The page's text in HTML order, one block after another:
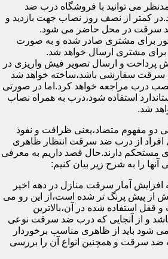
می توانید با فروشگاه درب ضد
کمتر از نصف روز نصاب جهت بازدید و
سرقت در محل حاضر می شود.
برای مشتری صادر شده و به صورت
برای مشتری ارسال خواهد شد.
پرداخت و ارسال تصویر فیش واریزی در
سفارشی باشد،ساخته خواهد شد
درب مراجعه خواهد کرد.اما در صورتی
استفاده شود،درب به همراه نصاب
شد.
مفهوم متضاد،یعنی ظرافت و نفوذ
افراد از درب ضد سرقت انتظار ظاهری
مستحکم دارند.حال قصد داریم به معرفی
آنها را به شرح زیر بیان کنیم:
آمار سرقت منازل در دهه اخیر
پیش پرنگ تر شده است،از این رو می
استفاده شده در آن،بالاترین
باشد و از آنجایی که درب ضد سرقت نوعی
باید از ظاهری مناسب برخوردار
ضد سرقت و همچنین انواع آن را بررسی